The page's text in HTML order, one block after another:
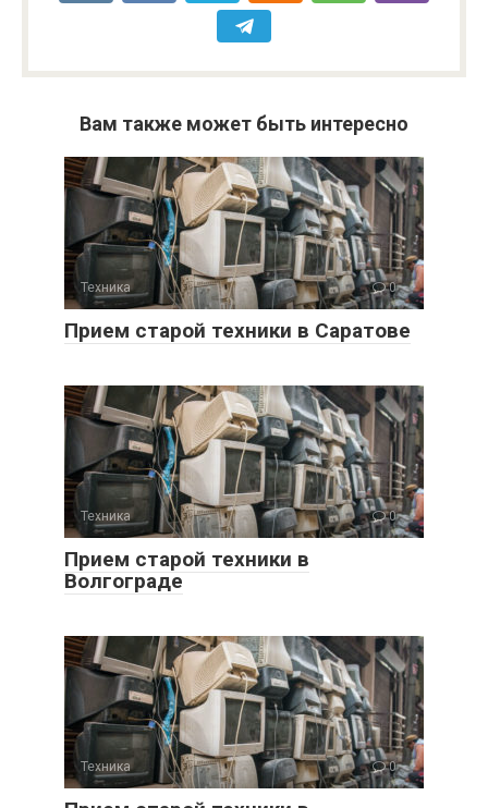
Вам также может быть интересно
Техника 0
Прием старой техники в Саратове
Техника 0
Прием старой техники в
Волгограде
Техника 0